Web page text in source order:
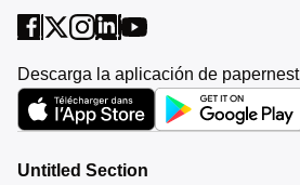
Descarga la aplicación de papernest
Untitled Section